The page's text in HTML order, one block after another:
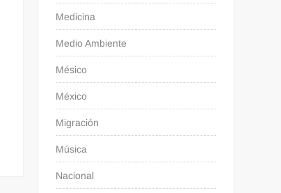
Medicina
Medio Ambiente
Mésico
México
Migración
Música
Nacional